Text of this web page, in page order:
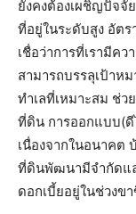
ยังคงต้องเผชิญปัจจั
ที่อยู่ในระดับสูง อัตร
เชื่อว่าการที่เรามีค
สามารถบรรลุเป้าห
ทำเลที่เหมาะสม ช่ว
ที่ดิน การออกแบบ(ดี
เนื่องจากในอนาคต
ที่ดินพัฒนามีจำกัดแ
ดอกเบี้ยอยู่ในช่วงข